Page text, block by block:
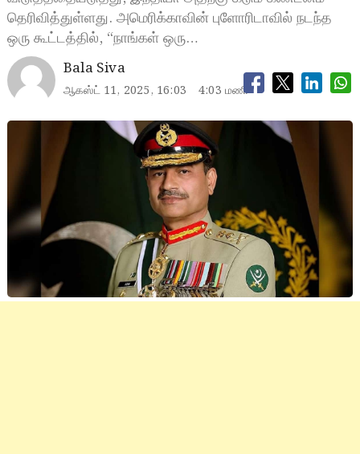
தெரிவித்துள்ளது. அமெரிக்காவின் புளோரிடாவில் நடந்த
ஒரு கூட்டத்தில், “நாங்கள் ஒரு…
Bala Siva
ஆகஸ்ட் 11, 2025, 16:03 4:03 மணி